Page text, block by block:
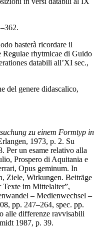
basterà ricordare il
rhytmicae di Guido
databili all’XI sec.,
del genere didascalico,
zu einem Formtyp in
1973, p. 2. Su
Per un esame relativo alla
Prospero di Aquitania e
Opus geminum. In
Ziele, Wirkungen. Beiträge
Texte im Mittelalter”,
– Medienwechsel –
pp. 247–264, spec. pp.
alle differenze ravvisabili
1987, p. 39.